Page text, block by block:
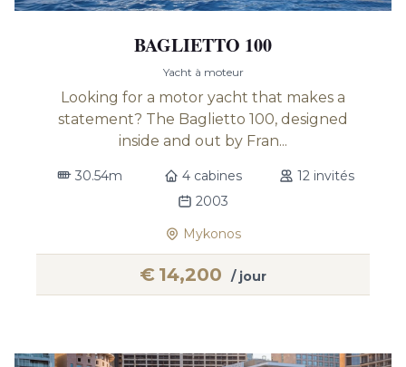
BAGLIETTO 100
Yacht à moteur
Looking for a motor yacht that makes a
statement? The Baglietto 100, designed
inside and out by Fran...
30.54m 4 cabines
12 invités
2003
Mykonos
€ 14,200 / jour